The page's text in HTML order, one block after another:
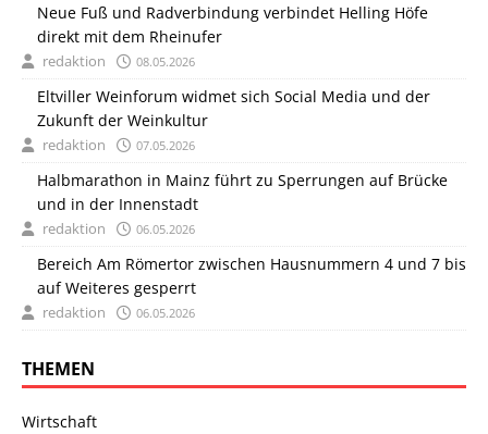
Neue Fuß und Radverbindung verbindet Helling Höfe
direkt mit dem Rheinufer
redaktion 08.05.2026
Eltviller Weinforum widmet sich Social Media und der
Zukunft der Weinkultur
redaktion 07.05.2026
Halbmarathon in Mainz führt zu Sperrungen auf Brücke
und in der Innenstadt
redaktion 06.05.2026
Bereich Am Römertor zwischen Hausnummern 4 und 7 bis
auf Weiteres gesperrt
redaktion 06.05.2026
THEMEN
Wirtschaft